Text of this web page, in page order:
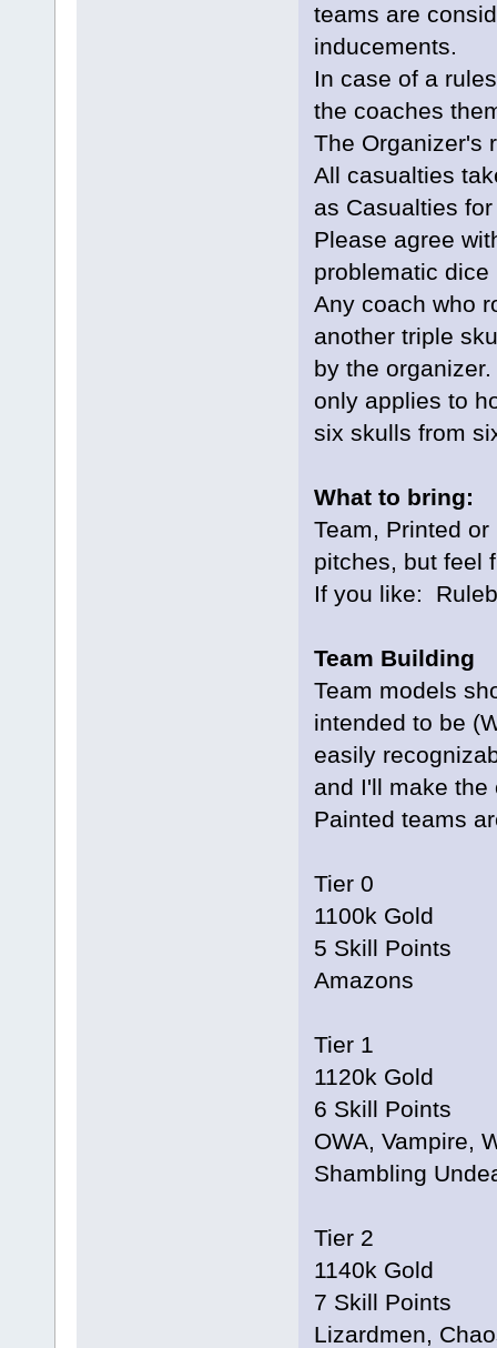
teams are
inducements.
In case of a
the coaches
The Organizer's
All casualties
as Casualties
Please agree
problematic
Any coach who
another triple
by the
only applies to
six skulls from
What to bring:
Team, Printed
pitches, but feel
If you like:
Team Building
Team models
intended to be
easily
and I'll make the
Painted teams
Tier 0
1100k Gold
5 Skill Points
Amazons
Tier 1
1120k Gold
6 Skill Points
OWA, Vampire,
Shambling
Tier 2
1140k Gold
7 Skill Points
Lizardmen,